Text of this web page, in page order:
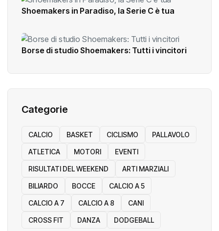
Shoemakers in Paradiso, la Serie C è tua
Borse di studio Shoemakers: Tutti i vincitori
Categorie
CALCIO BASKET CICLISMO PALLAVOLO
ATLETICA MOTORI EVENTI
RISULTATI DEL WEEKEND ARTI MARZIALI
BILIARDO BOCCE CALCIO A 5
CALCIO A 7 CALCIO A 8 CANI
CROSS FIT DANZA DODGEBALL